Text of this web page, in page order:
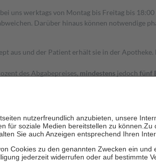
uns werktags von Montag bis Freitag bis
Darüber hinaus können notwendige
aus und der Patient erhält sie in der
des Abgabepreises, mindestens jedoch fünf
stärken und die besondere Stellung der Familie
Ausnahme der Fahrkosten
getragen werden